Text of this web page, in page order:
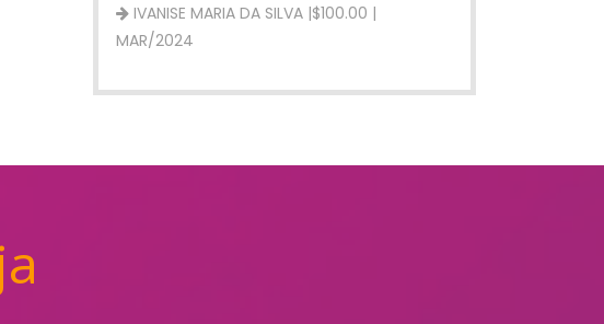
DEBORA OLIVEIRA MATOS |$100.00 |
MAR/2024